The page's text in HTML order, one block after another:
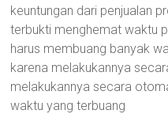
keuntungan dari penjualan
terbukti menghemat waktu
harus membuang banyak
karena melakukannya
melakukannya secara
waktu yang terbuang